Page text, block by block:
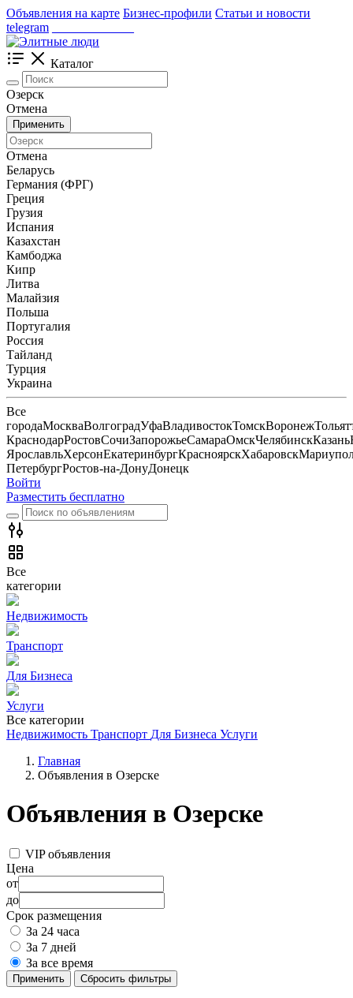
Объявления на карте Бизнес-профили Статьи и новости
telegram
Каталог
Озерск
Отмена
Применить
Отмена
Беларусь
Германия (ФРГ)
Греция
Грузия
Испания
Казахстан
Камбоджа
Кипр
Литва
Малайзия
Польша
Португалия
Россия
Тайланд
Турция
Украина
Все
городаМоскваВолгоградУфаВладивостокТомскВоронеж
КраснодарРостовСочиЗапорожьеСамараОмскЧелябинскКазань
ЯрославльХерсонЕкатеринбургКрасноярскХабаровск
ПетербургРостов-на-ДонуДонецк
Войти
Разместить бесплатно
Все
категории
Недвижимость
Транспорт
Для Бизнеса
Услуги
Все категории
Недвижимость Транспорт Для Бизнеса Услуги
Главная
Объявления в Озерске
Объявления в Озерске
VIP объявления
Цена
от
до
Срок размещения
За 24 часа
За 7 дней
За все время
Применить Сбросить фильтры